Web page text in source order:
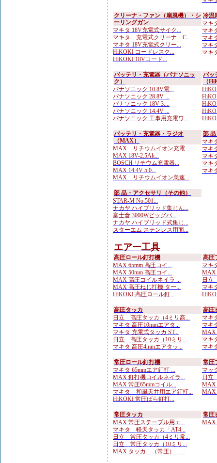
クリーナ・ファン（扇風機）・シ
ーリングガン
マキタ 18V充電式サイク...
マキタ 充電式クリーナ C...
マキタ 18V充電式クリー...
HiKOKI コードレスク...
HiKOKI 18Vコード...
冷温
マキ
マキ
マキ
マキ
マキ
バッテリ・充電器（パナソニッ
ク）
パナソニック 10.8V電...
パナソニック 28.8V ...
パナソニック 18V 3....
パナソニック 14.4V ...
パナソニック 工事用充電ワ...
バッ
（
バッテリ・充電器・ラジオ
（MAX）
MAX リチウムイオン充電...
MAX 18V-2.5Ah...
BOSCH リチウム充電器...
MAX 14.4V 5.0...
MAX リチウムイオン急速...
部
マキ
マキ
マキ
マキ
マキ
部 品・アクセサリ（その他）
STAR-M No.501...
ナカヤ ハイブリッド集じん...
富士倉 3000Wビッグパ...
ナカヤ ハイブリッド式集じ...
スターエム ステンレス用面...
エアー工具
高圧ロール釘打機
MAX 65mm 高圧コイ...
MAX 50mm 高圧コイ...
MAX 高圧コイルネイラ ...
MAX 高圧ねじ打機 ター...
HiKOKI 高圧ロール釘...
高圧
マキ
MAX
日立
マキ
高圧タッカ
日立 高圧タッカ（4ミリ高...
マキタ 高圧10mmエアタ...
マキタ 充電式タッカ ST...
日立 高圧タッカ（10ミリ...
マキタ 高圧4mmエアタッ...
高圧
マキ
マキ
MAX
マキ
マキ
常圧ロール釘打機
マキタ 65mmエア釘打 ...
MAX 釘打機コイルネイラ...
MAX 常圧65mmコイル...
マキタ 和風天井用エア釘打...
HiKOKI 常圧ばら釘打...
常圧
マッ
日立
MAX
MAX
常圧タッカ
MAX 常圧ステープル用エ...
マキタ 軽天タッカ「AT4...
日立 常圧タッカ（4ミリ常...
日立 常圧タッカ（10ミリ...
MAX タッカ （常圧） ...
常圧
MAX